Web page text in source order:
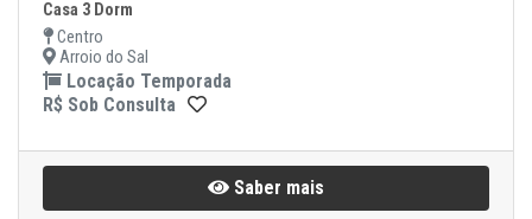
Casa 3 Dorm
Centro
Arroio do Sal
Locação Temporada
R$ Sob Consulta
Saber mais